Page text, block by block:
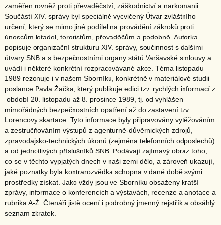
zaměřen rovněž proti převaděčství, záškodnictví a narkomanii.
Součástí XIV. správy byl speciálně vycvičený Útvar zvláštního
určení, který se mimo jiné podílel na provádění zákroků proti
únoscům letadel, teroristům, převaděčům a podobně. Autorka
popisuje organizační strukturu XIV. správy, součinnost s dalšími
útvary SNB a s bezpečnostními organy států Varšavské smlouvy a
uvádí i některé konkrétní rozpracovávané akce. Téma listopadu
1989 rezonuje i v našem Sborníku, konkrétně v materiálové studii
poslance Pavla Žačka, který publikuje edici tzv. rychlých informací z
období 20. listopadu až 8. prosince 1989, tj. od vyhlášení
mimořádných bezpečnostních opatření až do zastavení tzv.
Lorencovy skartace. Tyto informace byly připravovány vytěžováním
a zestručňováním výstupů z agenturně-důvěrnických zdrojů,
zpravodajsko-technických úkonů (zejména telefonních odposlechů)
a od jednotlivých příslušníků SNB. Podávají zajímavý obraz toho,
co se v těchto vypjatých dnech v naši zemi dělo, a zároveň ukazují,
jaké poznatky byla kontrarozvědka schopna v dané době svými
prostředky získat. Jako vždy jsou ve Sborníku obsaženy kratší
zprávy, informace o konferencích a výstavách, recenze a anotace a
rubrika A-Ž. Čtenáři jistě ocení i podrobný jmenný rejstřík a obsáhlý
seznam zkratek.